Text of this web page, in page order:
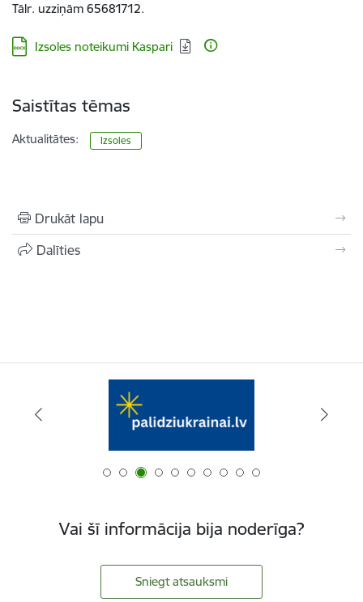
Tālr. uzziņām 65681712.
Lejupielādēt:
Izsoles noteikumi Kaspari
Saistītas tēmas
Aktualitātes: Izsoles
Drukāt lapu
Dalīties
Vai šī informācija bija noderīga?
Sniegt atsauksmi